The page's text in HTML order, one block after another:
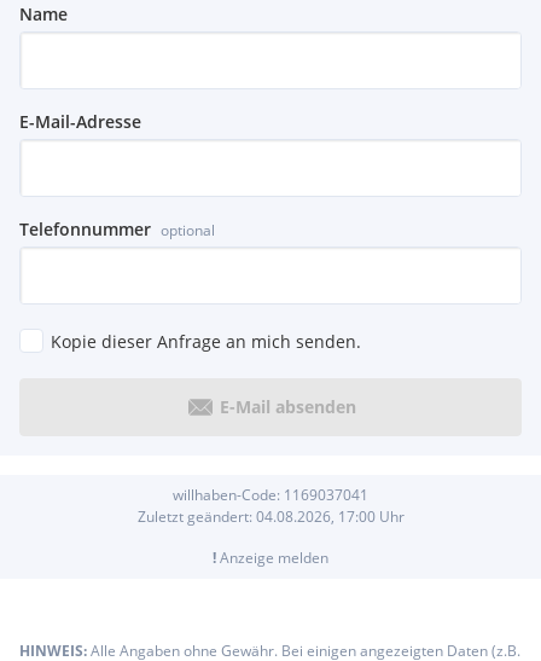
Name
E-Mail-Adresse
Telefonnummer optional
Kopie dieser Anfrage an mich senden.
E-Mail absenden
willhaben-Code: 1169037041
Zuletzt geändert: 04.08.2026, 17:00Uhr
!Anzeige melden
HINWEIS:Alle Angaben ohne Gewähr. Bei einigen angezeigten Daten (z.B.